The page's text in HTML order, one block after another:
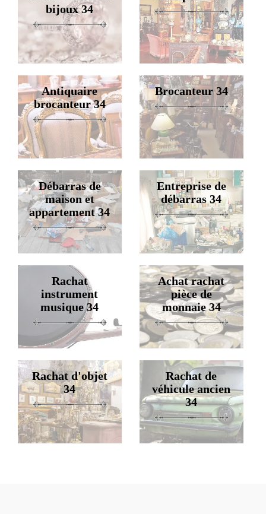
bijoux 34
Antiquaire
brocanteur 34
Brocanteur 34
Débarras de
maison et
appartement 34
Entreprise de
débarras 34
Rachat
instrument
musique 34
Achat rachat
pièce de
monnaie 34
Rachat d'objet
34
Rachat de
véhicule ancien
34